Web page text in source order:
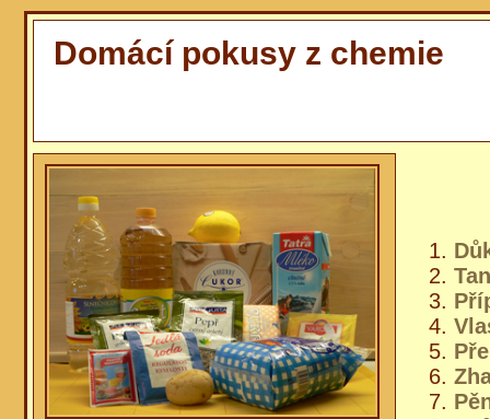
Domácí pokusy z chemie